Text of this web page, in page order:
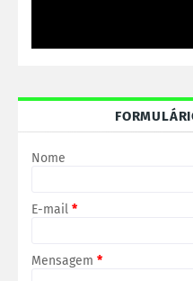
Nome
E-mail *
Mensagem *